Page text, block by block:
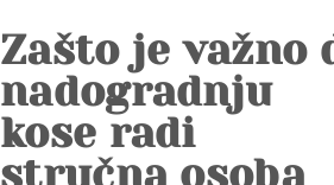
Zašto je važno
nadogradnju
kose radi
stručna osoba